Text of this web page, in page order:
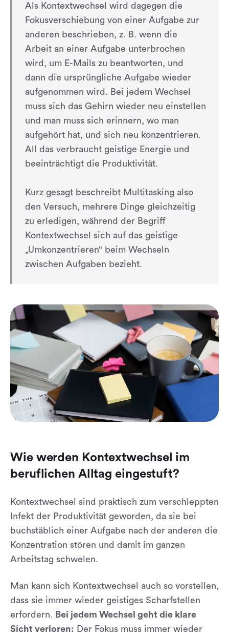
Als Kontextwechsel wird dagegen die
Fokusverschiebung von einer Aufgabe zur
anderen beschrieben, z. B. wenn die
Arbeit an einer Aufgabe unterbrochen
wird, um E-Mails zu beantworten, und
dann die ursprüngliche Aufgabe wieder
aufgenommen wird. Bei jedem Wechsel
muss sich das Gehirn wieder neu einstellen
und man muss sich erinnern, wo man
aufgehört hat, und sich neu konzentrieren.
All das verbraucht geistige Energie und
beeinträchtigt die Produktivität.
Kurz gesagt beschreibt Multitasking also
den Versuch, mehrere Dinge gleichzeitig
zu erledigen, während der Begriff
Kontextwechsel sich auf das geistige
„Umkonzentrieren“ beim Wechseln
zwischen Aufgaben bezieht.
Wie werden Kontextwechsel im
beruflichen Alltag eingestuft?
Kontextwechsel sind praktisch zum verschleppten
Infekt der Produktivität geworden, da sie bei
buchstäblich einer Aufgabe nach der anderen die
Konzentration stören und damit im ganzen
Arbeitstag schwelen.
Man kann sich Kontextwechsel auch so vorstellen,
dass sie immer wieder geistiges Scharfstellen
erfordern. Bei jedem Wechsel geht die klare
Sicht verloren: Der Fokus muss immer wieder